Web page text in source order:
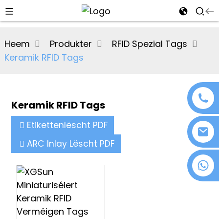
Heem Produkter
RFID Spezial Tags
Keramik RFID Tags
Keramik RFID Tags
Etikettenlëscht PDF
ARC Inlay Lëscht PDF